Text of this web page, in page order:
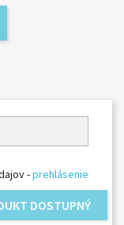
-prehlásenie
DOSTUPNÝ